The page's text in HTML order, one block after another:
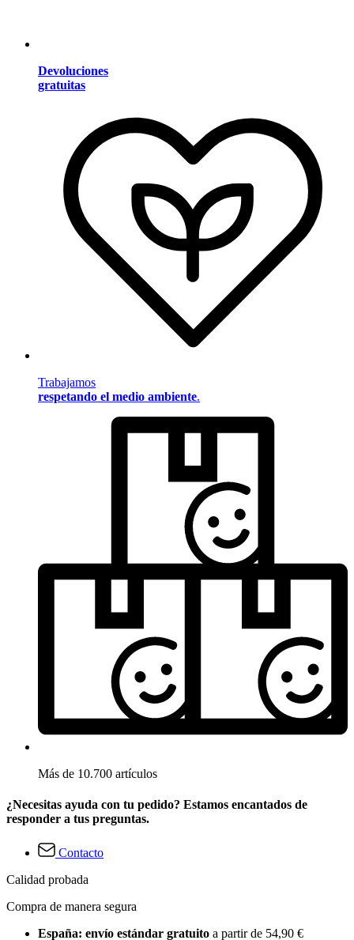
Devoluciones
gratuitas
Trabajamos
respetando el medio ambiente.
Más de 10.700 artículos
¿Necesitas ayuda con tu pedido? Estamos encantados de
responder a tus preguntas.
Contacto
Calidad probada
Compra de manera segura
España: envío estándar gratuito a partir de 54,90 €